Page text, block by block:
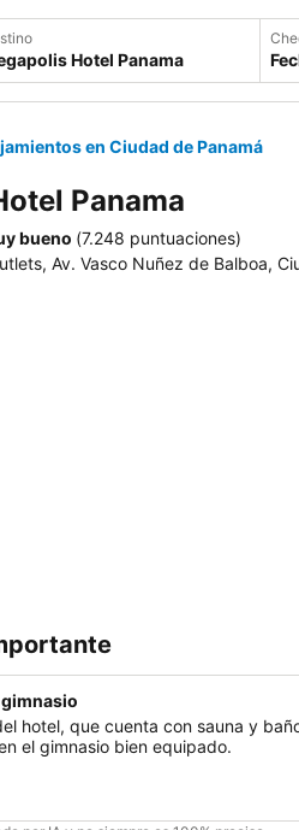
en Ciudad de Panamá
Panama
bueno (7.248 puntuaciones)
Av. Vasco Nuñez de Balboa,
hotel, que cuenta con sauna y
el gimnasio bien equipado.